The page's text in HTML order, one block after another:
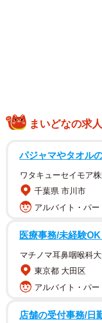
中には「リズムの取
ってる」など、マツ
まいどなの求
パジャマやタオル
ワタキューセイモア
千葉県 市川市
アルバイト・パ
医療事務/未経験
マチノマ耳鼻咽喉科
東京都 大田区
アルバイト・パ
店舗の受付事務/日